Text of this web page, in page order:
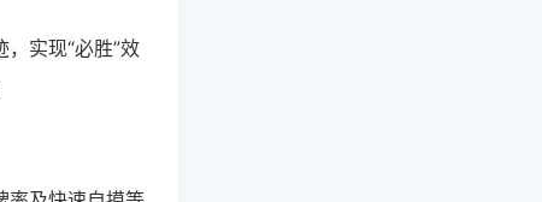
实现“必胜”效